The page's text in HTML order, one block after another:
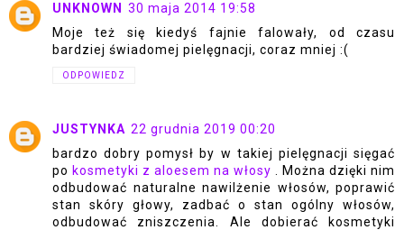
UNKNOWN
30 maja 2014 19:58
Moje też się kiedyś fajnie falowały, od czasu
bardziej świadomej pielęgnacji, coraz mniej :(
ODPOWIEDZ
JUSTYNKA 22 grudnia 2019 00:20
bardzo dobry pomysł by w takiej pielęgnacji sięgać
po kosmetyki z aloesem na włosy
. Można dzięki nim
odbudować naturalne nawilżenie włosów, poprawić
stan skóry głowy, zadbać o stan ogólny włosów,
odbudować zniszczenia. Ale dobierać kosmetyki